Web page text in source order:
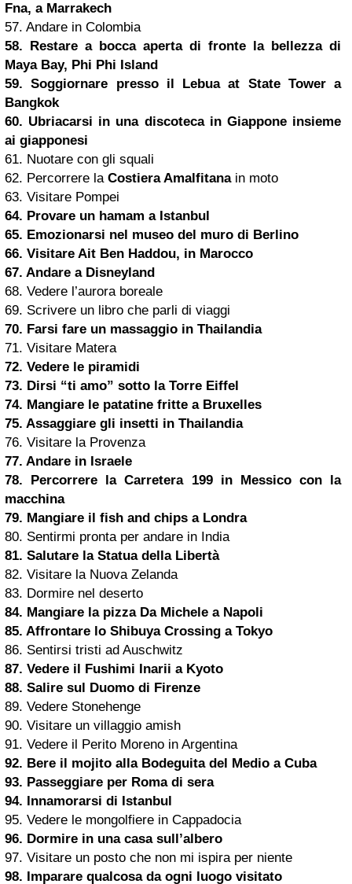
Fna, a Marrakech
57. Andare in Colombia
58. Restare a bocca aperta di fronte la bellezza di
Maya Bay, Phi Phi Island
59. Soggiornare presso il Lebua at State Tower a
Bangkok
60. Ubriacarsi in una discoteca in Giappone insieme
ai giapponesi
61. Nuotare con gli squali
62. Percorrere la Costiera Amalfitanain moto
63. Visitare Pompei
64. Provare un hamam a Istanbul
65. Emozionarsi nel museo del muro di Berlino
66. Visitare Ait Ben Haddou, in Marocco
67. Andare a Disneyland
68. Vedere l’aurora boreale
69. Scrivere un libro che parli di viaggi
70. Farsi fare un massaggio in Thailandia
71. Visitare Matera
72. Vedere le piramidi
73. Dirsi “ti amo” sotto la Torre Eiffel
74. Mangiare le patatine fritte a Bruxelles
75. Assaggiare gli insetti in Thailandia
76. Visitare la Provenza
77. Andare in Israele
78. Percorrere la Carretera 199 in Messico con la
macchina
79. Mangiare il fish and chips a Londra
80. Sentirmi pronta per andare in India
81. Salutare la Statua della Libertà
82. Visitare la Nuova Zelanda
83. Dormire nel deserto
84. Mangiare la pizza Da Michele a Napoli
85. Affrontare lo Shibuya Crossing a Tokyo
86. Sentirsi tristi ad Auschwitz
87. Vedere il Fushimi Inarii a Kyoto
88. Salire sul Duomo di Firenze
89. Vedere Stonehenge
90. Visitare un villaggio amish
91. Vedere il Perito Moreno in Argentina
92. Bere il mojito alla Bodeguita del Medio a Cuba
93. Passeggiare per Romadi sera
94. Innamorarsi di Istanbul
95. Vedere le mongolfiere in Cappadocia
96. Dormire in una casa sull’albero
97. Visitare un posto che non mi ispira per niente
98. Imparare qualcosa da ogni luogo visitato